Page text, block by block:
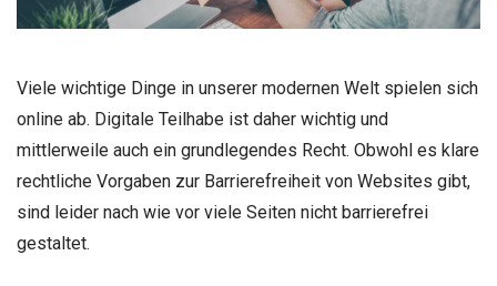
Viele wichtige Dinge in unserer modernen Welt spielen sich
online ab. Digitale Teilhabe ist daher wichtig und
mittlerweile auch ein grundlegendes Recht. Obwohl es klare
rechtliche Vorgaben zur Barrierefreiheit von Websites gibt,
sind leider nach wie vor viele Seiten nicht barrierefrei
gestaltet.